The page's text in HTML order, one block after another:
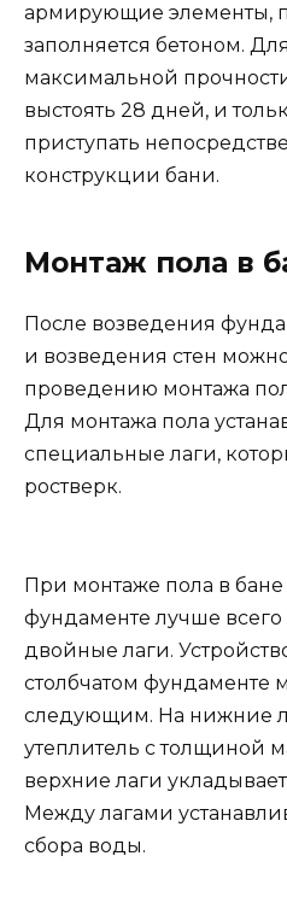
армирующие элементы,
заполняется бетоном.
максимальной
выстоять 28 дней, и
приступать
конструкции бани.
Монтаж пола в
После возведения
и возведения стен
проведению монтажа
Для монтажа пола
специальные лаги,
ростверк.
При монтаже пола в бане
фундаменте лучше всего
двойные лаги.
столбчатом фундаменте
следующим. На нижние
утеплитель с толщиной
верхние лаги
Между лагами
сбора воды.